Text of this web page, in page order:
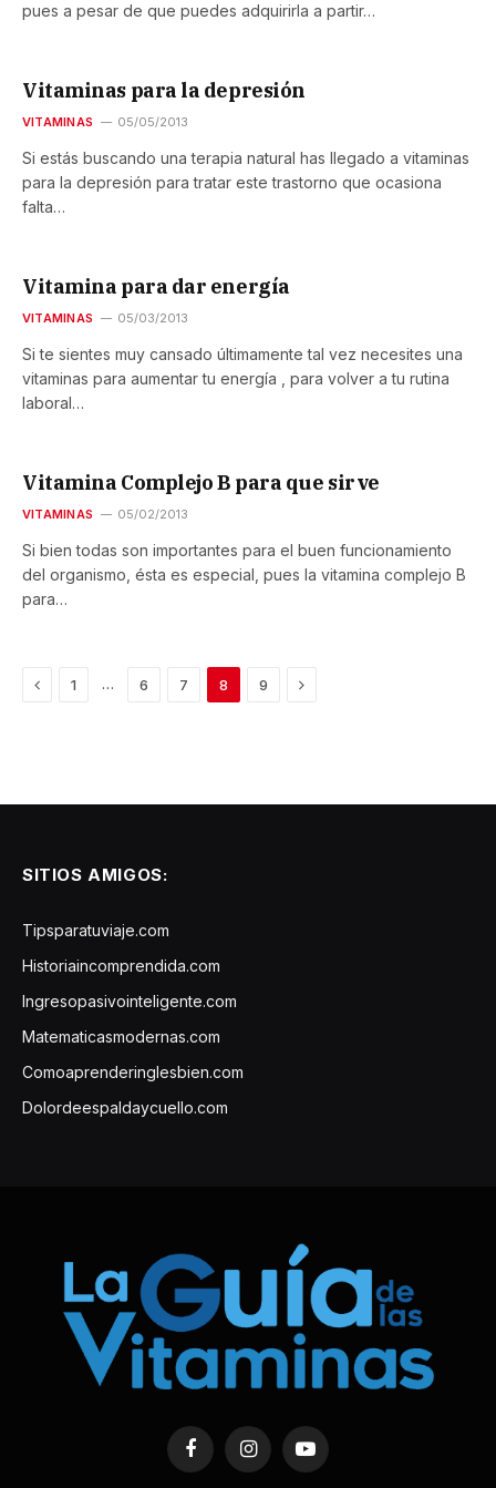
pues a pesar de que puedes adquirirla a partir…
Vitaminas para la depresión
VITAMINAS 05/05/2013
Si estás buscando una terapia natural has llegado a vitaminas
para la depresión para tratar este trastorno que ocasiona
falta…
Vitamina para dar energía
VITAMINAS 05/03/2013
Si te sientes muy cansado últimamente tal vez necesites una
vitaminas para aumentar tu energía , para volver a tu rutina
laboral…
Vitamina Complejo B para que sirve
VITAMINAS 05/02/2013
Si bien todas son importantes para el buen funcionamiento
del organismo, ésta es especial, pues la vitamina complejo B
para…
Previous
1 … 6 7 8 9 Next
SITIOS AMIGOS:
Tipsparatuviaje.com
Historiaincomprendida.com
Ingresopasivointeligente.com
Matematicasmodernas.com
Comoaprenderinglesbien.com
Dolordeespaldaycuello.com
FacebookInstagramYouTube